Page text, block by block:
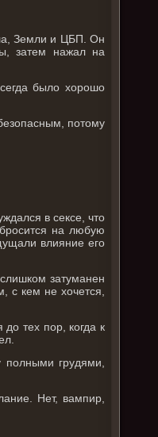
Земли и ЦБП. Он
затем нажал на
было хорошо
потому
в сексе, что
на любую
влияние его
затуманен
с кем не хочется,
до тех пор, когда к
грудями,
Нет, вампир,